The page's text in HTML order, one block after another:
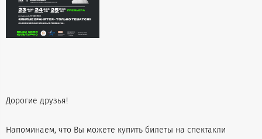
Дорогие друзья!
Напоминаем, что Вы можете купить билеты на спектакли